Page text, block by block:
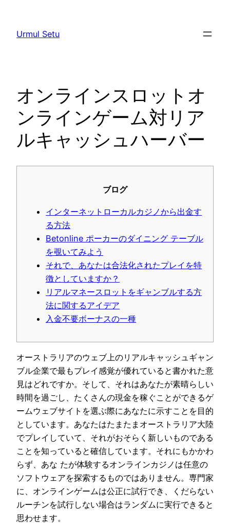
content
Urmul Setu
オンラインスロットオ
ンラインゲーム対リア
ルキャッシュハーバー
ブログ
インターネットローカルカジノから出金す
る方法
Betonline ポーカーのダイニング テーブル
を覗いてみよう
それで、あなたは合法化されたプレイを特
徴としていますか？
リアルマネースロットをギャンブルする方
法に関するアイデア
入金不要ボーナスの一種
オーストラリアのウェブ上のリアルキャッシュギャン
ブル企業で最もプレイ感覚が優れていると書かれた意
見はどれですか。そして、それはあなたが素晴らしい
時間を過ごし、たくさんの現金を稼ぐことができるゲ
ームウェブサイトを選ぶ際にあなたに示すことを目的
としています。あなたはたまたまオーストラリア大陸
でプレイしていて、それがおそらく新しいものである
ことを知っていると確信しています。それにもかかわ
らず、あな たが体験するオンラインカジノは任意の
ソフトウェアを探索するものではありません。専門家
に、オンラインゲームは公正に試行でき、くだらない
ルーチンを試行しない場合はランダムに実行できると
思わせます。